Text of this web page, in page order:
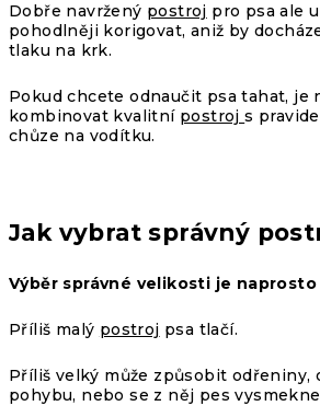
Dobře navržený postroj pro psa ale
pohodlněji korigovat, aniž by
tlaku na krk.
Pokud chcete odnaučit psa tahat, je
kombinovat kvalitní postrojs
chůze na vodítku.
Jak vybrat správný
Výběr správné velikosti je naprosto
Příliš malý postroj psa tlačí.
Příliš velký může způsobit odřeniny,
pohybu, nebo se z něj pes